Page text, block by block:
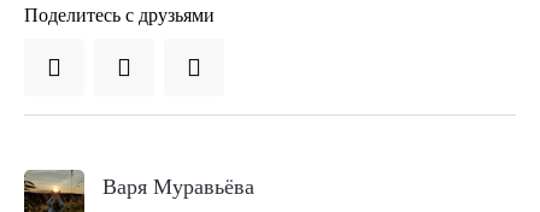
Поделитесь с друзьями
Варя Муравьёва